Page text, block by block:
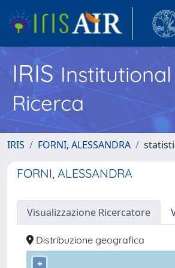
IRIS
Ricerca
IRIS FORNI, ALESSANDRA
FORNI, ALESSANDRA
Visualizzazione Ricercatore
Distribuzione geografica
+